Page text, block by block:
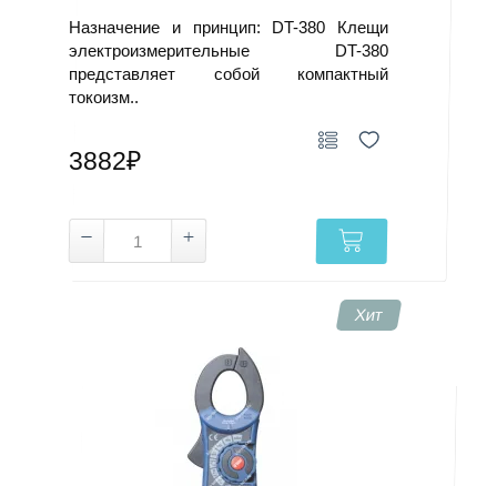
Назначение и принцип: DT-380 Клещи
электроизмерительные DT-380
представляет собой компактный
токоизм..
3882₽
Хит